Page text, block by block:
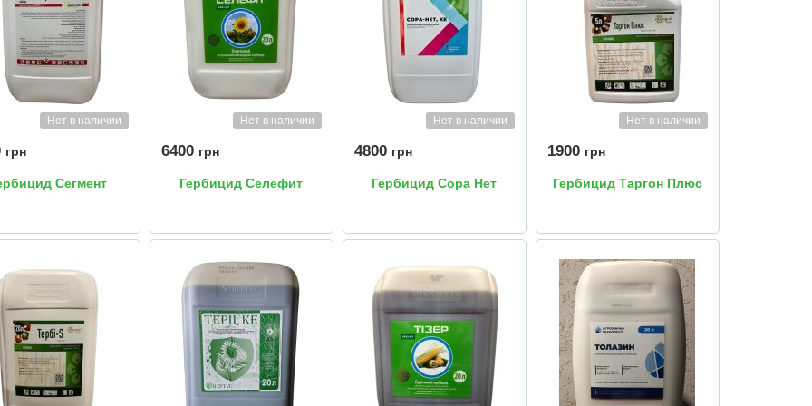
Нет в наличии
грн
Сегмент
Нет в наличии
6400 грн
Гербицид Селефит
Нет в наличии
4800 грн
Гербицид Сора Нет
Нет в наличии
1900 грн
Гербицид Таргон Плюс